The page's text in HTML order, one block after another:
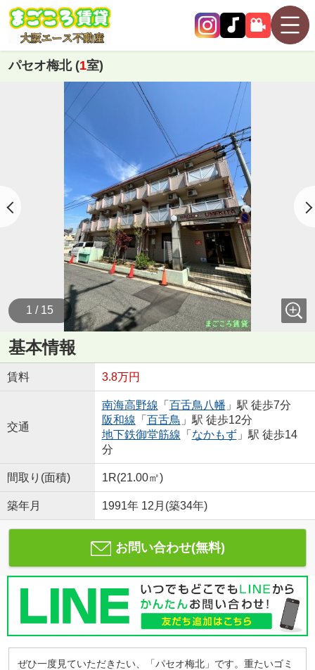
パセオ梅北 (1室)
1 / 15
基本情報
賃料 3.8万円
交通
南海高野線 「 百舌鳥八幡 」駅 徒歩7分
阪和線 「 百舌鳥 」駅 徒歩12分
地下鉄御堂筋線 「 なかもず」駅 徒歩14
分
間取り(面積) 1R(21.00㎡)
築年月 1991年 12月(築34年)
お問い合わせ(無料)
ぜひ一度見ていただきたい、「パセオ梅北」です。重たいゴミ